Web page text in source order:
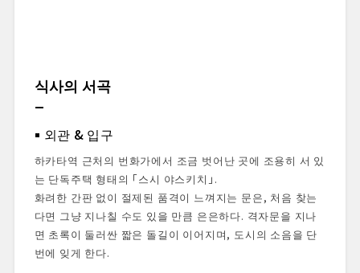
식사의 서곡
외관 & 입구
하카타역 근처의 번화가에서 조금 벗어난 곳에 조용히 서 있
는 단독주택 형태의 「스시 야스키치」.
화려한 간판 없이 절제된 품격이 느껴지는 문은, 처음 찾는
다면 그냥 지나칠 수도 있을 만큼 은은하다. 격자문을 지나
면 초록이 둘러싼 짧은 돌길이 이어지며, 도시의 소음을 단
번에 잊게 한다.